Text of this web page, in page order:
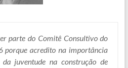
parte do Comitê Consultivo do
porque acredito na importância
juventude na construção de